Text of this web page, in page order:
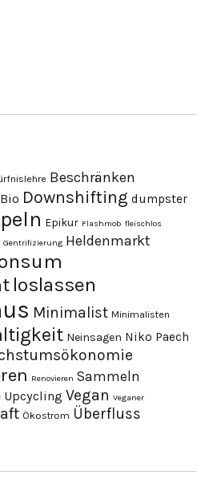
Beschränken
Bio Downshifting dumpster
Epikur Flashmob fleischlos
Gentrifizierung Heldenmarkt
loslassen
Minimalist Minimalisten
Neinsagen Niko Paech
Renovieren Sammeln
Upcycling Vegan Veganer
Ökostrom Überfluss